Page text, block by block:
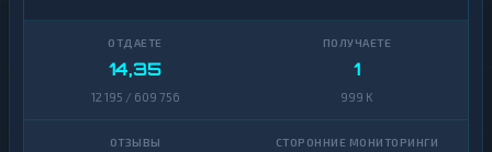
14,35
12 195 / 609 756
1
999 K